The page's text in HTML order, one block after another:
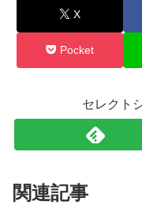
X
Pocket
セレクト
関連記事